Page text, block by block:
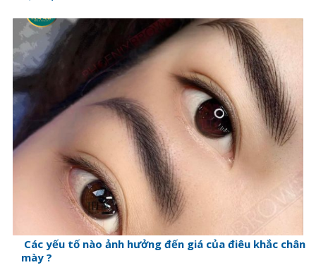
Các yếu tố nào ảnh hưởng đến giá của điêu khắc chân
mày ?